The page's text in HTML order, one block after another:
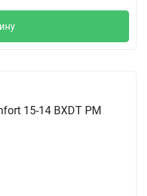
15-14 BXDT PM